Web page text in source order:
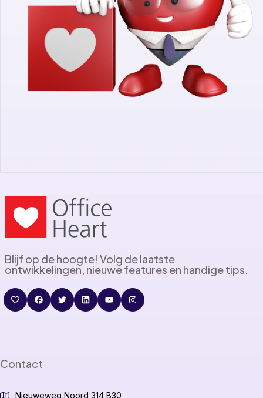
Blijf op de hoogte! Volg de laatste
ontwikkelingen, nieuwe features en handige tips.
Contact
Nieuweweg Noord 314 B30